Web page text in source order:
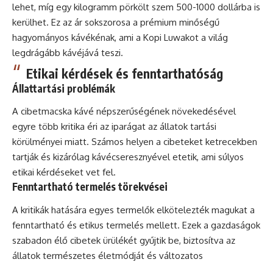
lehet, míg egy kilogramm pörkölt szem 500-1000 dollárba is
kerülhet. Ez az ár sokszorosa a prémium minőségű
hagyományos kávékénak, ami a Kopi Luwakot a világ
legdrágább kávéjává teszi.
Etikai kérdések és fenntarthatóság
Állattartási problémák
A cibetmacska kávé népszerűségének növekedésével
egyre több kritika éri az iparágat az állatok tartási
körülményei miatt. Számos helyen a cibeteket ketrecekben
tartják és kizárólag kávécseresznyével etetik, ami súlyos
etikai kérdéseket vet fel.
Fenntartható termelés törekvései
A kritikák hatására egyes termelők elkötelezték magukat a
fenntartható és etikus termelés mellett. Ezek a gazdaságok
szabadon élő cibetek ürülékét gyűjtik be, biztosítva az
állatok természetes életmódját és változatos